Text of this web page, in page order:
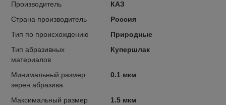
Производитель
КАЗ
Страна производитель
Россия
Тип по происхождению
Природные
Тип абразивных
материалов
Купершлак
Минимальный размер
зерен абразива
0.1 мкм
Максимальный размер
1.5 мкм